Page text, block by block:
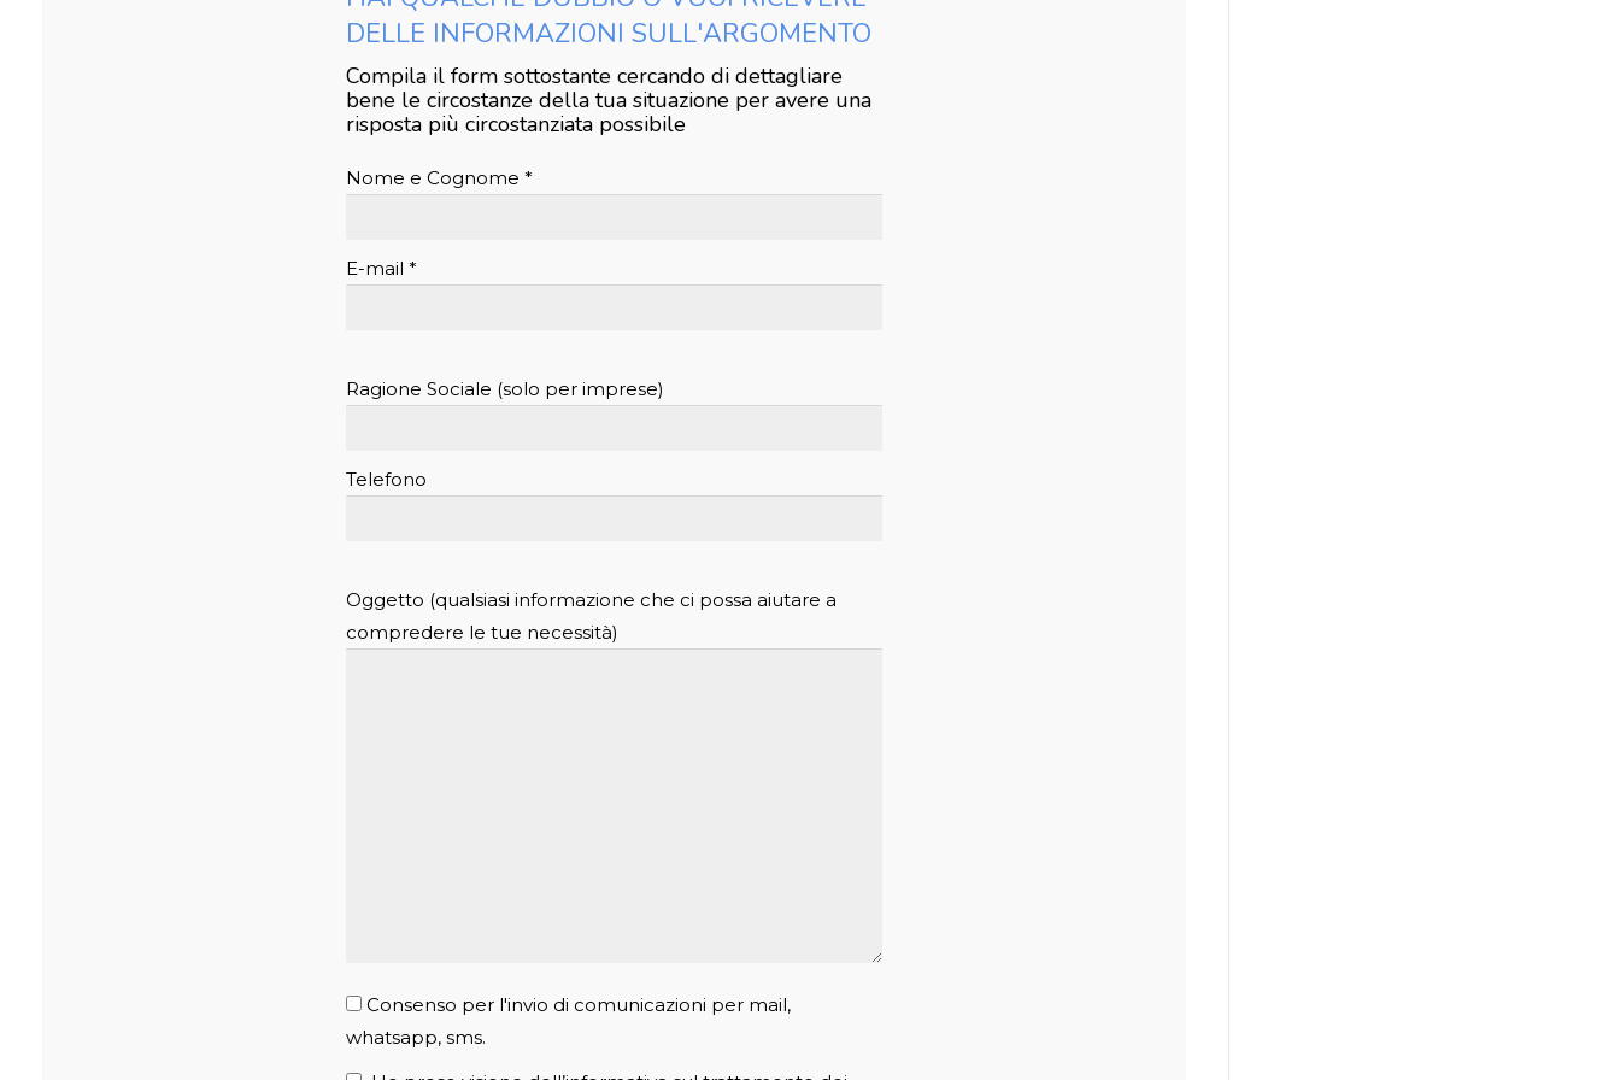
DELLE INFORMAZIONI SULL'ARGOMENTO
Compila il form sottostante cercando di dettagliare
bene le circostanze della tua situazione per avere una
risposta più circostanziata possibile
Nome e Cognome *
E-mail *
Ragione Sociale (solo per imprese)
Telefono
Oggetto (qualsiasi informazione che ci possa aiutare a
compredere le tue necessità)
Consenso per l'invio di comunicazioni per mail,
whatsapp, sms.